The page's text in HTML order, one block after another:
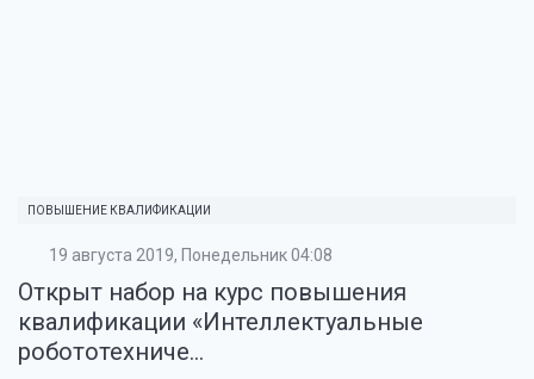
ПОВЫШЕНИЕ КВАЛИФИКАЦИИ
19 августа 2019, Понедельник 04:08
Открыт набор на курс повышения
квалификации «Интеллектуальные
робототехниче...